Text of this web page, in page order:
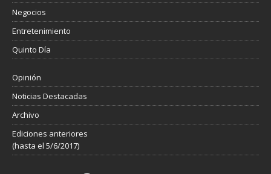
Negocios
Entretenimiento
Quinto Día
Opinión
Noticias Destacadas
Archivo
Ediciones anteriores
(hasta el 5/6/2017)